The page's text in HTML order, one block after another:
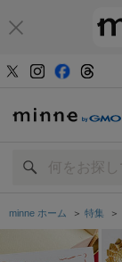
minne ホーム ＞ 特集 ＞